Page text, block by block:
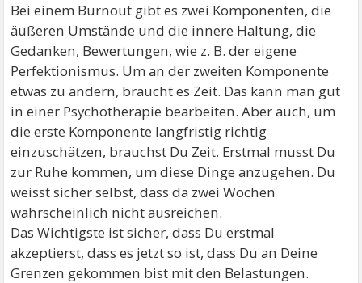
Bei einem Burnout gibt es zwei Komponenten, die
äußeren Umstände und die innere Haltung, die
Gedanken, Bewertungen, wie z. B. der eigene
Perfektionismus. Um an der zweiten Komponente
etwas zu ändern, braucht es Zeit. Das kann man gut
in einer Psychotherapie bearbeiten. Aber auch, um
die erste Komponente langfristig richtig
einzuschätzen, brauchst Du Zeit. Erstmal musst Du
zur Ruhe kommen, um diese Dinge anzugehen. Du
weisst sicher selbst, dass da zwei Wochen
wahrscheinlich nicht ausreichen.
Das Wichtigste ist sicher, dass Du erstmal
akzeptierst, dass es jetzt so ist, dass Du an Deine
Grenzen gekommen bist mit den Belastungen.